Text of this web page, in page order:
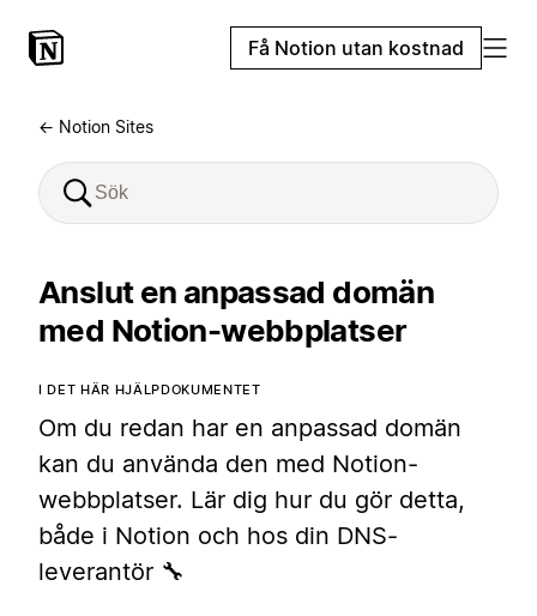
Få Notion utan kostnad
← Notion Sites
Anslut en anpassad domän
med Notion-webbplatser
I DET HÄR HJÄLPDOKUMENTET
Om du redan har en anpassad domän
kan du använda den med Notion-
webbplatser. Lär dig hur du gör detta,
både i Notion och hos din DNS-
leverantör 🔧